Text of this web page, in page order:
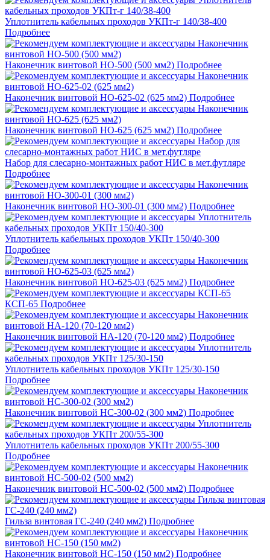
Уплотнитель кабельных проходов УКПт-г 140/38-400
Подробнее
Наконечник винтовой НО-500 (500 мм2) Подробнее
Наконечник винтовой НО-625-02 (625 мм2) Подробнее
Наконечник винтовой НО-625 (625 мм2) Подробнее
Набор для слесарно-монтажных работ НИС в мет.футляре
Подробнее
Наконечник винтовой НО-300-01 (300 мм2) Подробнее
Уплотнитель кабельных проходов УКПт 150/40-300
Подробнее
Наконечник винтовой НО-625-03 (625 мм2) Подробнее
КСП-65 Подробнее
Наконечник винтовой НА-120 (70-120 мм2) Подробнее
Уплотнитель кабельных проходов УКПт 125/30-150
Подробнее
Наконечник винтовой НС-300-02 (300 мм2) Подробнее
Уплотнитель кабельных проходов УКПт 200/55-300
Подробнее
Наконечник винтовой НС-500-02 (500 мм2) Подробнее
Гильза винтовая ГС-240 (240 мм2) Подробнее
Наконечник винтовой НС-150 (150 мм2) Подробнее